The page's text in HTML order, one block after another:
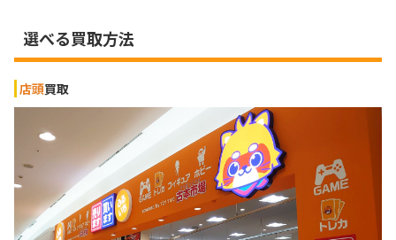
選べる買取方法
店頭買取